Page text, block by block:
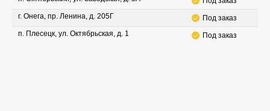
г. Онега, пр. Ленина, д. 205Г
Под заказ
п. Плесецк, ул. Октябрьская, д. 1
Под заказ